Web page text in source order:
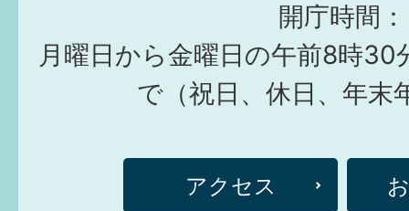
開庁時間：
月曜日から金曜日の午前8時30
で（祝日、休日、年末
アクセス